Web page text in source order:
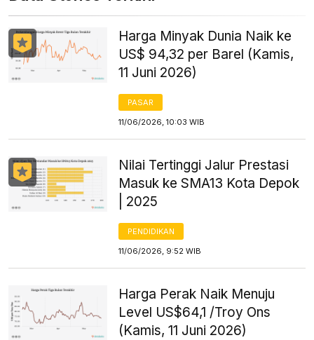
Harga Minyak Dunia Naik ke
US$ 94,32 per Barel (Kamis,
11 Juni 2026)
PASAR
11/06/2026, 10:03 WIB
Nilai Tertinggi Jalur Prestasi
Masuk ke SMA13 Kota Depok
| 2025
PENDIDIKAN
11/06/2026, 9:52 WIB
Harga Perak Naik Menuju
Level US$64,1 /Troy Ons
(Kamis, 11 Juni 2026)